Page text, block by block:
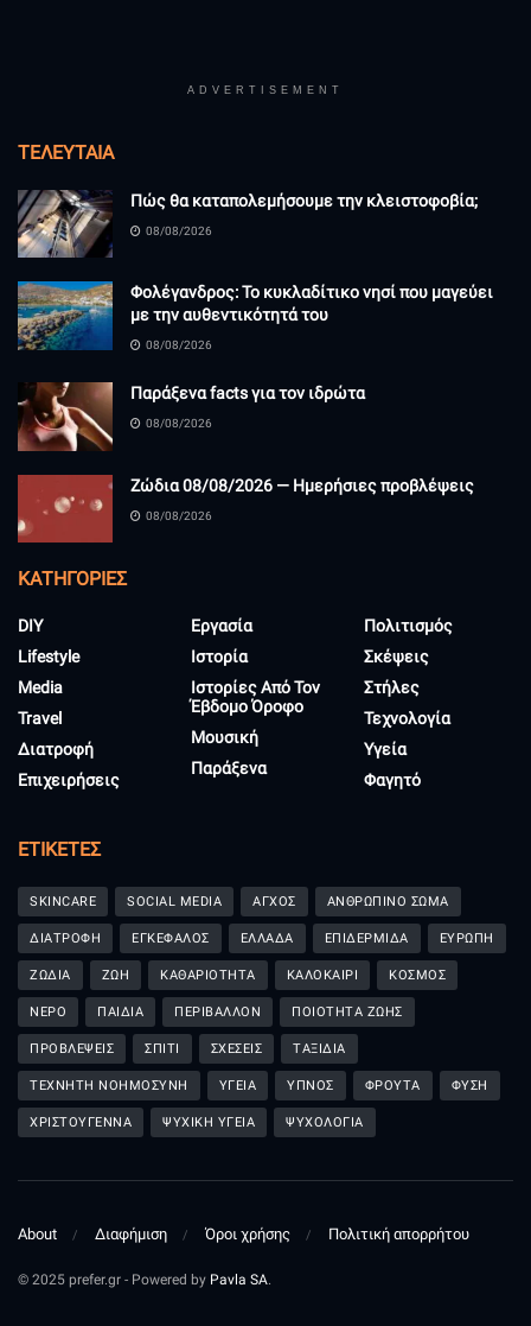
ADVERTISEMENT
ΤΕΛΕΥΤΑΊΑ
Πώς θα καταπολεμήσουμε την κλειστοφοβία;
08/08/2026
Φολέγανδρος: Το κυκλαδίτικο νησί που μαγεύει
με την αυθεντικότητά του
08/08/2026
Παράξενα facts για τον ιδρώτα
08/08/2026
Ζώδια 08/08/2026 — Ημερήσιες προβλέψεις
08/08/2026
KΑΤΗΓΟΡΊΕΣ
DIY
Lifestyle
Media
Travel
Διατροφή
Επιχειρήσεις
Εργασία
Ιστορία
Ιστορίες Από Τον
Έβδομο Όροφο
Μουσική
Παράξενα
Πολιτισμός
Σκέψεις
Στήλες
Τεχνολογία
Υγεία
Φαγητό
ΕΤΙΚΈΤΕΣ
SKINCARE SOCIAL MEDIA ΑΓΧΟΣ ΑΝΘΡΩΠΙΝΟ ΣΩΜΑ
ΔΙΑΤΡΟΦΗ ΕΓΚΕΦΑΛΟΣ ΕΛΛΑΔΑ ΕΠΙΔΕΡΜΙΔΑ ΕΥΡΩΠΗ
ΖΩΔΙΑ ΖΩΗ ΚΑΘΑΡΙΟΤΗΤΑ ΚΑΛΟΚΑΙΡΙ ΚΟΣΜΟΣ
ΝΕΡΟ ΠΑΙΔΙΑ ΠΕΡΙΒΑΛΛΟΝ ΠΟΙΟΤΗΤΑ ΖΩΗΣ
ΠΡΟΒΛΕΨΕΙΣ ΣΠΙΤΙ ΣΧΕΣΕΙΣ ΤΑΞΙΔΙΑ
ΤΕΧΝΗΤΗ ΝΟΗΜΟΣΥΝΗ ΥΓΕΙΑ ΥΠΝΟΣ ΦΡΟΥΤΑ ΦΥΣΗ
ΧΡΙΣΤΟΥΓΕΝΝΑ ΨΥΧΙΚΗ ΥΓΕΙΑ ΨΥΧΟΛΟΓΙΑ
About Διαφήμιση Όροι χρήσης Πολιτική απορρήτου
© 2025 prefer.gr - Powered by Pavla SA.